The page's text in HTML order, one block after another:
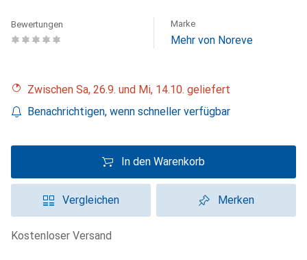
Bewertungen Marke
Mehr von Noreve
Zwischen Sa, 26.9. und Mi, 14.10. geliefert
Benachrichtigen, wenn schneller verfügbar
In den Warenkorb
Vergleichen Merken
kostenloser Versand